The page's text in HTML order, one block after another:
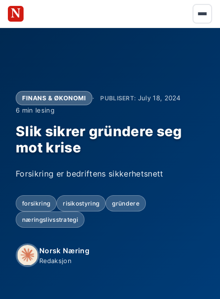
FINANS & ØKONOMI PUBLISERT: July 18, 2024
6 min lesing
Slik sikrer gründere seg
mot krise
Forsikring er bedriftens sikkerhetsnett
forsikring risikostyring gründere
næringslivsstrategi
Norsk Næring
Redaksjon